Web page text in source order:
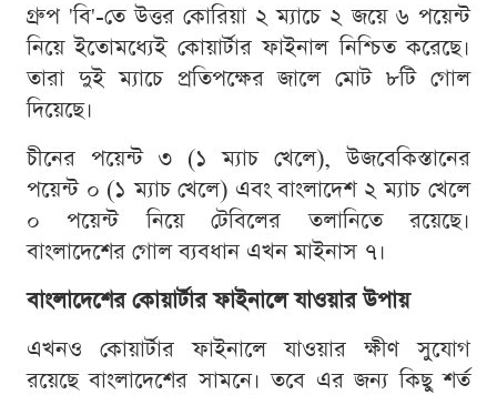
গ্রুপ 'বি'-তে উত্তর কোরিয়া ২ ম্যাচে ২ জয়ে ৬ পয়েন্ট
নিয়ে ইতোমধ্যেই কোয়ার্টার ফাইনাল নিশ্চিত করেছে।
তারা দুই ম্যাচে প্রতিপক্ষের জালে মোট ৮টি গোল
দিয়েছে।
চীনের পয়েন্ট ৩ (১ ম্যাচ খেলে), উজবেকিস্তানের
পয়েন্ট ০ (১ ম্যাচ খেলে) এবং বাংলাদেশ ২ ম্যাচ খেলে
০ পয়েন্ট নিয়ে টেবিলের তলানিতে রয়েছে।
বাংলাদেশের গোল ব্যবধান এখন মাইনাস ৭।
বাংলাদেশের কোয়ার্টার ফাইনালে যাওয়ার উপায়
এখনও কোয়ার্টার ফাইনালে যাওয়ার ক্ষীণ সুযোগ
রয়েছে বাংলাদেশের সামনে। তবে এর জন্য কিছু শর্ত